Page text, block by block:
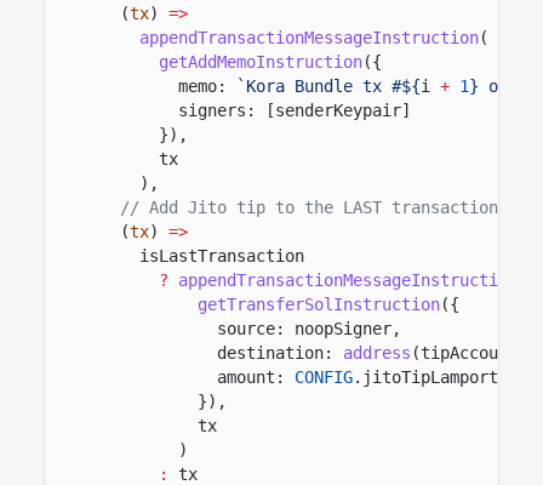
(tx)
=>
appendTransactionMessageInstruction(
getAddMemoInstruction({
memo:
`Kora Bundle tx #${i + 1} of ${
signers: [senderKeypair]
}),
tx
),
// Add Jito tip to the LAST transaction
(tx)
=>
isLastTransaction
?
appendTransactionMessageInstruction
getTransferSolInstruction({
source: noopSigner,
destination:
address (tipAccount),
amount:
CONFIG.jitoTipLamports
}),
tx
)
:
tx